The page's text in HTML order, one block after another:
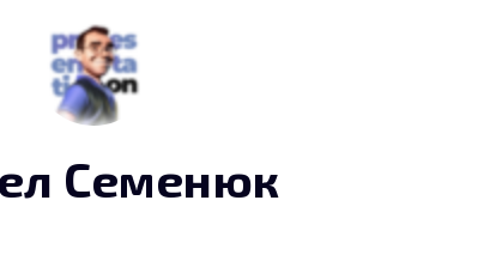
Семенюк